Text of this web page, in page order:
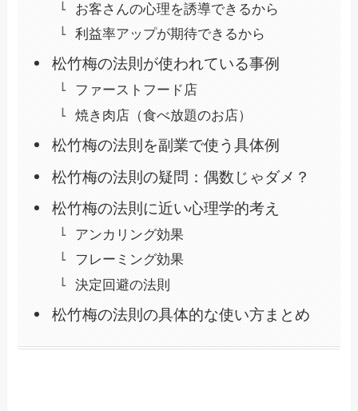
お客さんの心理を誘導できるから
利益率アップが期待できるから
松竹梅の法則が使われている事例
ファーストフード店
焼き肉店（食べ放題のお店）
松竹梅の法則を副業で使う具体例
松竹梅の法則の疑問：偶数じゃダメ？
松竹梅の法則に近い心理学的考え
アンカリング効果
フレーミング効果
決定回避の法則
松竹梅の法則の具体的な使い方まとめ